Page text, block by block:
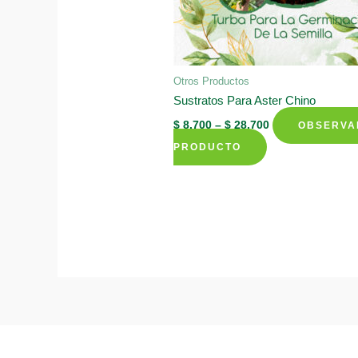
Otros Productos
Sustratos Para Aster Chino
$ 8.700 –$ 28.700
PRODUCTO
This